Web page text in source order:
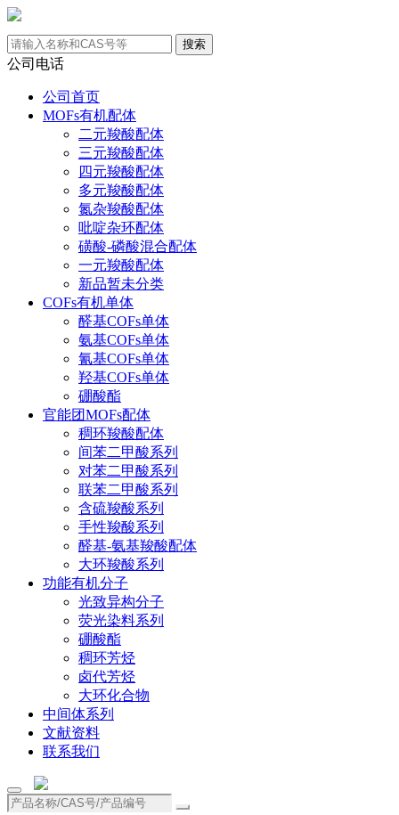
公司电话
公司首页
MOFs有机配体
二元羧酸配体
三元羧酸配体
四元羧酸配体
多元羧酸配体
氮杂羧酸配体
吡啶杂环配体
磺酸-磷酸混合配体
一元羧酸配体
新品暂未分类
COFs有机单体
醛基COFs单体
氨基COFs单体
氰基COFs单体
羟基COFs单体
硼酸酯
官能团MOFs配体
稠环羧酸配体
间苯二甲酸系列
对苯二甲酸系列
联苯二甲酸系列
含硫羧酸系列
手性羧酸系列
醛基-氨基羧酸配体
大环羧酸系列
功能有机分子
光致异构分子
荧光染料系列
硼酸酯
稠环芳烃
卤代芳烃
大环化合物
中间体系列
文献资料
联系我们